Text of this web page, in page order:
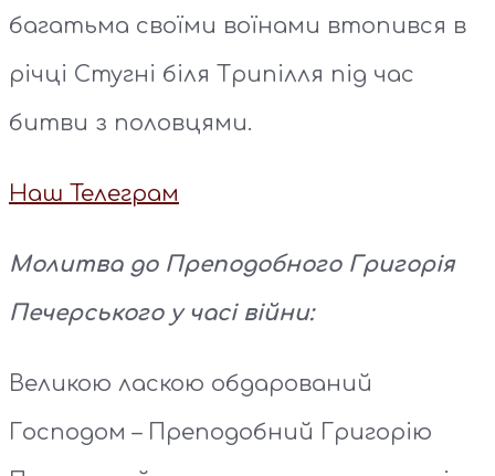
багатьма своїми воїнами втопився в
річці Стугні біля Трипілля під час
битви з половцями.
Наш Телеграм
Молитва до Преподобного Григорія
Печерського у часі війни:
Великою ласкою обдарований
Господом – Преподобний Григорію